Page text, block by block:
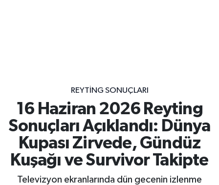
REYTING SONUÇLARI
16 Haziran 2026 Reyting
Sonuçları Açıklandı: Dünya
Kupası Zirvede, Gündüz
Kuşağı ve Survivor Takipte
Televizyon ekranlarında dün gecenin izlenme